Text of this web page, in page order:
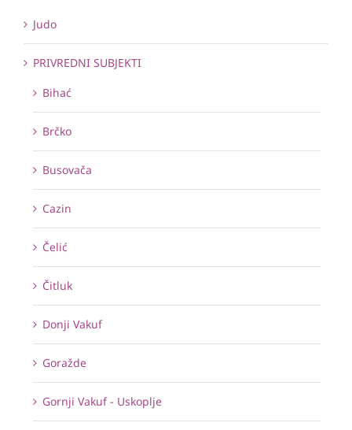
Judo
PRIVREDNI SUBJEKTI
Bihać
Brčko
Busovača
Cazin
Čelić
Čitluk
Donji Vakuf
Goražde
Gornji Vakuf - Uskoplje